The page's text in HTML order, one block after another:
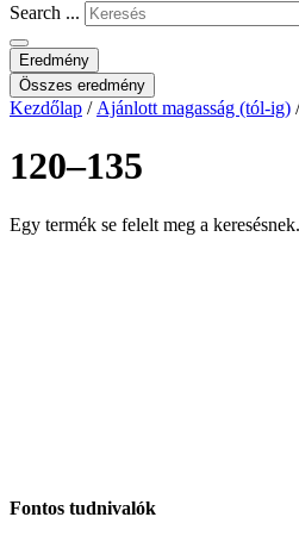
Search ...
Eredmény
Összes eredmény
Kezdőlap / Ajánlott magasság (tól-ig)
120–135
Egy termék se felelt meg a keresésnek.
Fontos tudnivalók